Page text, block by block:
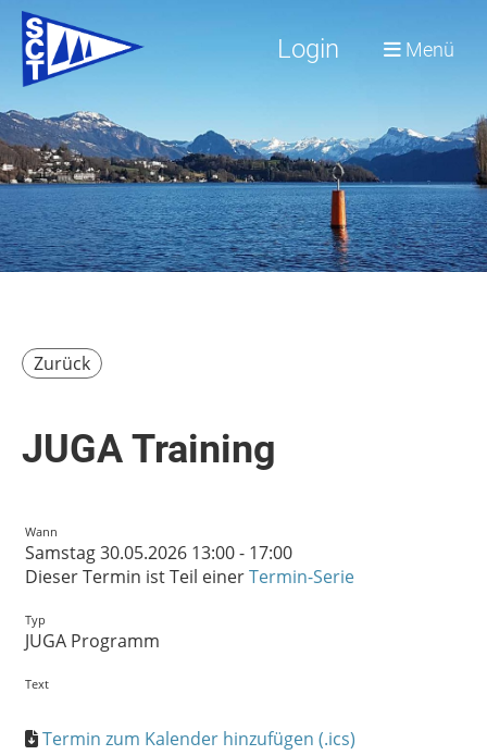
Login Menü
Zurück
JUGA Training
Wann
Samstag 30.05.2026 13:00 - 17:00
Dieser Termin ist Teil einerTermin-Serie
Typ
JUGA Programm
Text
Termin zum Kalender hinzufügen (.ics)